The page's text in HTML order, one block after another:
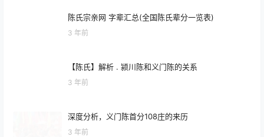
陈氏宗亲网 字辈汇总(全国陈氏辈分一览表)
3 年前
【陈氏】解析 . 颍川陈和义门陈的关系
3 年前
深度分析，义门陈首分108庄的来历
3 年前